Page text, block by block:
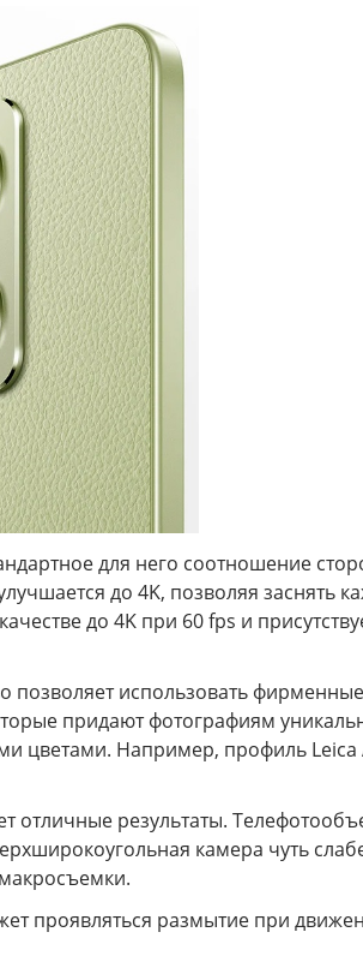
для него соотношение
до 4K, позволяя заснять
до 4K при 60 fps и
позволяет использовать
придают фотографиям
цветами. Например, профиль Leica
результаты.
камера чуть
проявляться размытие при